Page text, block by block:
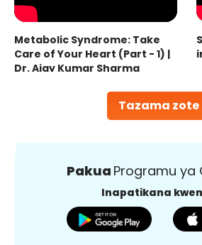
Tazama zote
Metabolic Syndrome: Take
Care of Your Heart (Part - 1) |
Dr. Ajay Kumar Sharma
Pakua Programu ya
Inapatikana